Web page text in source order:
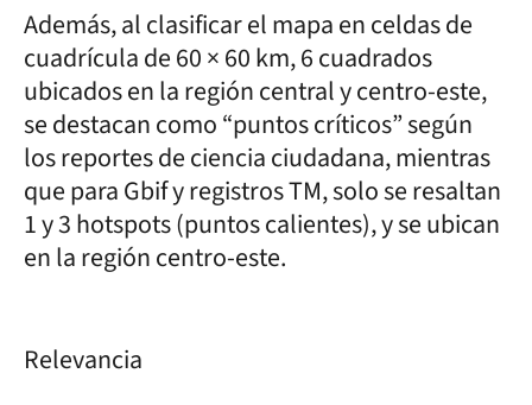
Además, al clasificar el mapa en celdas de
cuadrícula de 60 × 60 km, 6 cuadrados
ubicados en la región central y centro-este,
se destacan como “puntos críticos” según
los reportes de ciencia ciudadana, mientras
que para Gbif y registros TM, solo se resaltan
1 y 3 hotspots (puntos calientes), y se ubican
en la región centro-este.
Relevancia